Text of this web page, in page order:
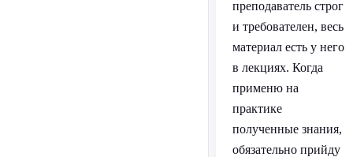
преподаватель строг
и требователен, весь
материал есть у него
в лекциях. Когда
применю на
практике
полученные знания,
обязательно прийду